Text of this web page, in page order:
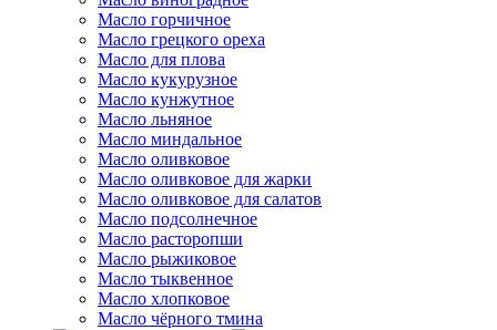
Масло горчичное
Масло грецкого ореха
Масло для плова
Масло кукурузное
Масло кунжутное
Масло льняное
Масло миндальное
Масло оливковое
Масло оливковое для жарки
Масло оливковое для салатов
Масло подсолнечное
Масло расторопши
Масло рыжиковое
Масло тыквенное
Масло хлопковое
Масло чёрного тмина